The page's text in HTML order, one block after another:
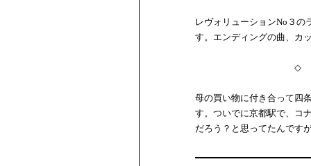
レヴォリューションNo３の
す。エンディングの曲、カ
◇ ◇
母の買い物に付き合って四
す。ついでに京都駅で、コ
だろう？と思ってたんです